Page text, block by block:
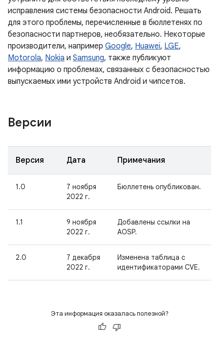
исправления системы безопасности Android. Решать
для этого проблемы, перечисленные в бюллетенях по
безопасности партнеров, необязательно. Некоторые
производители, например Google, Huawei, LGE,
Motorola, Nokia и Samsung, также публикуют
информацию о проблемах, связанных с безопасностью
выпускаемых ими устройств Android и чипсетов.
Версии
Версия Дата Примечания
1.0
7 ноября
2022 г.
Бюллетень опубликован.
1.1
9 ноября
2022 г.
Добавлены ссылки на
AOSP.
2.0
7 декабря
2022 г.
Изменена таблица с
идентификаторами CVE.
Эта информация оказалась полезной?